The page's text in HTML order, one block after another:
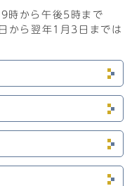
時から午後5時まで
から翌年1月3日までは